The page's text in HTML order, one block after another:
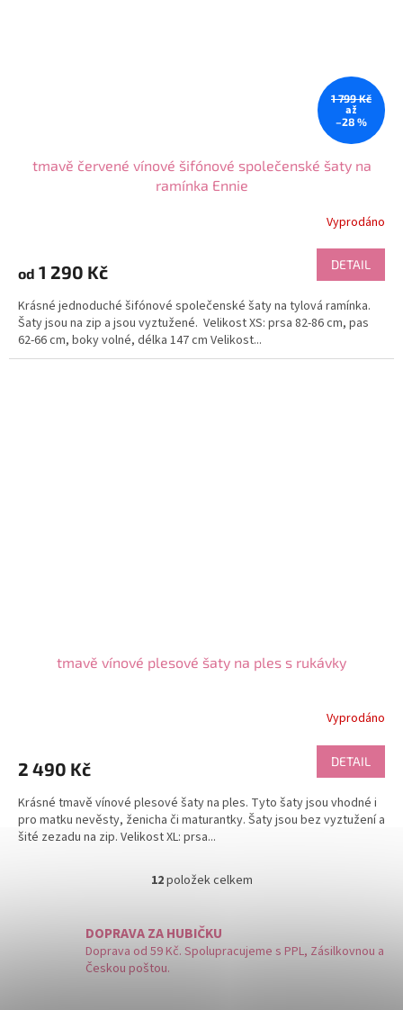
1 799 Kč
až
–28 %
tmavě červené vínové šifónové společenské šaty na
ramínka Ennie
Vyprodáno
od 1 290 Kč DETAIL
Krásné jednoduché šifónové společenské šaty na tylová ramínka.
Šaty jsou na zip a jsou vyztužené. Velikost XS: prsa 82-86 cm, pas
62-66 cm, boky volné, délka 147 cm Velikost...
tmavě vínové plesové šaty na ples s rukávky
Vyprodáno
2 490 Kč DETAIL
Krásné tmavě vínové plesové šaty na ples. Tyto šaty jsou vhodné i
pro matku nevěsty, ženicha či maturantky. Šaty jsou bez vyztužení a
šité zezadu na zip. Velikost XL: prsa...
O
l
á
d
12položek celkem
DOPRAVA ZA HUBIČKU
Doprava od 59 Kč. Spolupracujeme s PPL, Zásilkovnou a
Českou poštou.